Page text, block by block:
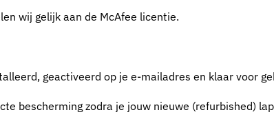
wij gelijk aan de McAfee licentie.
geactiveerd op je e-mailadres en klaar voor
bescherming zodra je jouw nieuwe (refurbished)